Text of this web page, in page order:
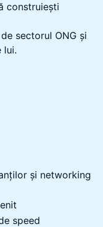
construiești
sectorul ONG și
lui.
și networking
speed